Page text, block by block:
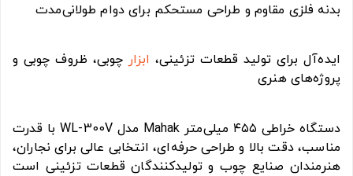
بدنه فلزی مقاوم و طراحی مستحکم برای دوام طولانی‌مدت
ایده‌آل برای تولید قطعات تزئینی، ابزار چوبی، ظروف چوبی و
پروژه‌های هنری
دستگاه خراطی ۴۵۵ میلی‌متر Mahak مدل WL-300V با قدرت
مناسب، دقت بالا و طراحی حرفه‌ای، انتخابی عالی برای نجاران،
هنرمندان صنایع چوب و تولیدکنندگان قطعات تزئینی است